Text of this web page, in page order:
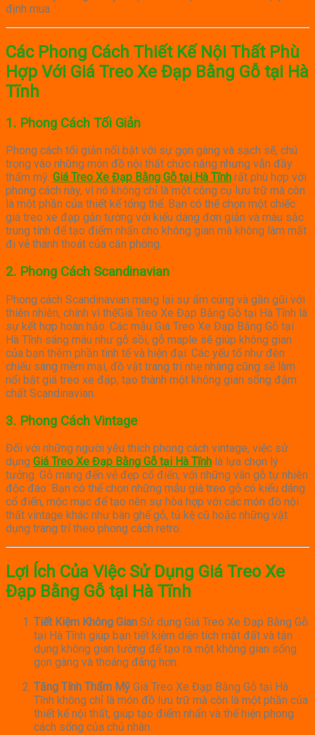
định mua.
Các Phong Cách Thiết Kế Nội Thất Phù
Hợp Với Giá Treo Xe Đạp Bằng Gỗ tại Hà
Tĩnh
1. Phong Cách Tối Giản
Phong cách tối giản nổi bật với sự gọn gàng và sạch sẽ, chú
trọng vào những món đồ nội thất chức năng nhưng vẫn đầy
thẩm mỹ. Giá Treo Xe Đạp Bằng Gỗ tại Hà Tĩnh rất phù hợp với
phong cách này, vì nó không chỉ là một công cụ lưu trữ mà còn
là một phần của thiết kế tổng thể. Bạn có thể chọn một chiếc
giá treo xe đạp gắn tường với kiểu dáng đơn giản và màu sắc
trung tính để tạo điểm nhấn cho không gian mà không làm mất
đi vẻ thanh thoát của căn phòng.
2. Phong Cách Scandinavian
Phong cách Scandinavian mang lại sự ấm cúng và gần gũi với
thiên nhiên, chính vì thếGiá Treo Xe Đạp Bằng Gỗ tại Hà Tĩnh là
sự kết hợp hoàn hảo. Các mẫu Giá Treo Xe Đạp Bằng Gỗ tại
Hà Tĩnh sáng màu như gỗ sồi, gỗ maple sẽ giúp không gian
của bạn thêm phần tinh tế và hiện đại. Các yếu tố như đèn
chiếu sáng mềm mại, đồ vật trang trí nhẹ nhàng cũng sẽ làm
nổi bật giá treo xe đạp, tạo thành một không gian sống đậm
chất Scandinavian.
3. Phong Cách Vintage
Đối với những người yêu thích phong cách vintage, việc sử
dụng Giá Treo Xe Đạp Bằng Gỗ tại Hà Tĩnh là lựa chọn lý
tưởng. Gỗ mang đến vẻ đẹp cổ điển, với những vân gỗ tự nhiên
độc đáo. Bạn có thể chọn những mẫu giá treo gỗ có kiểu dáng
cổ điển, mộc mạc để tạo nên sự hòa hợp với các món đồ nội
thất vintage khác như bàn ghế gỗ, tủ kệ cũ hoặc những vật
dụng trang trí theo phong cách retro.
Lợi Ích Của Việc Sử Dụng Giá Treo Xe
Đạp Bằng Gỗ tại Hà Tĩnh
Tiết Kiệm Không Gian Sử dụng Giá Treo Xe Đạp Bằng Gỗ
tại Hà Tĩnh giúp bạn tiết kiệm diện tích mặt đất và tận
dụng không gian tường để tạo ra một không gian sống
gọn gàng và thoáng đãng hơn.
Tăng Tính Thẩm Mỹ Giá Treo Xe Đạp Bằng Gỗ tại Hà
Tĩnh không chỉ là món đồ lưu trữ mà còn là một phần của
thiết kế nội thất, giúp tạo điểm nhấn và thể hiện phong
cách sống của chủ nhân.